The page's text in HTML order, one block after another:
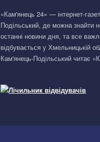
«Кам'янець 24» — інтернет-
Подільський, де можна знайти
останні новини дня, та все
відбувається у Хмельницькій
Кам'янець-Подільський читає